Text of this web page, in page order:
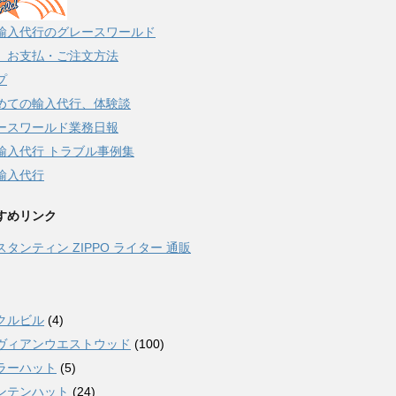
入代行のグレースワールド
お支払・ご注文方法
ての輸入代行、体験談
スワールド業務日報
入代行 トラブル事例集
入代行
めリンク
タンティン ZIPPO ライター 通販
ルビル (4)
ィアンウエストウッド (100)
ーハット (5)
テンハット (24)